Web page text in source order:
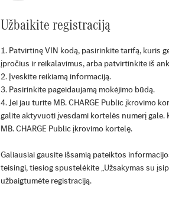
Užbaikite registraciją
Patvirtinę VIN kodą, pasirinkite tarifą, kuris
įpročius ir reikalavimus, arba patvirtinkite iš
Įveskite reikiamą informaciją.
Pasirinkite pageidaujamą mokėjimo būdą.
Jei jau turite MB. CHARGE Public įkrovimo
galite aktyvuoti įvesdami kortelės numerį
MB. CHARGE Public įkrovimo kortelę.
Galiausiai gausite išsamią pateiktos
teisingi, tiesiog spustelėkite „Užsakymas su
užbaigtumėte registraciją.